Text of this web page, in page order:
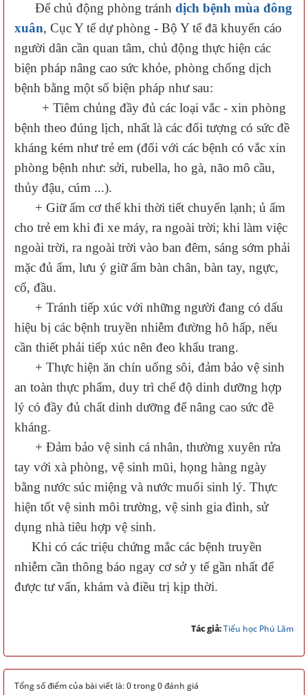
Để chủ động phòng tránh dịch bệnh mùa đông
xuân, Cục Y tế dự phòng - Bộ Y tế đã khuyến cáo
người dân cần quan tâm, chủ động thực hiện các
biện pháp nâng cao sức khỏe, phòng chống dịch
bệnh bằng một số biện pháp như sau:
+ Tiêm chủng đầy đủ các loại vắc - xin phòng
bệnh theo đúng lịch, nhất là các đối tượng có sức đề
kháng kém như trẻ em (đối với các bệnh có vắc xin
phòng bệnh như: sởi, rubella, ho gà, não mô cầu,
thủy đậu, cúm ...).
+ Giữ ấm cơ thể khi thời tiết chuyển lạnh; ủ ấm
cho trẻ em khi đi xe máy, ra ngoài trời; khi làm việc
ngoài trời, ra ngoài trời vào ban đêm, sáng sớm phải
mặc đủ ấm, lưu ý giữ ấm bàn chân, bàn tay, ngực,
cổ, đầu.
+ Tránh tiếp xúc với những người đang có dấu
hiệu bị các bệnh truyền nhiễm đường hô hấp, nếu
cần thiết phải tiếp xúc nên đeo khẩu trang.
+ Thực hiện ăn chín uống sôi, đảm bảo vệ sinh
an toàn thực phẩm, duy trì chế độ dinh dưỡng hợp
lý có đầy đủ chất dinh dưỡng để nâng cao sức đề
kháng.
+ Đảm bảo vệ sinh cá nhân, thường xuyên rửa
tay với xà phòng, vệ sinh mũi, họng hàng ngày
bằng nước súc miệng và nước muối sinh lý. Thực
hiện tốt vệ sinh môi trường, vệ sinh gia đình, sử
dụng nhà tiêu hợp vệ sinh.
Khi có các triệu chứng mắc các bệnh truyền
nhiễm cần thông báo ngay cơ sở y tế gần nhất để
được tư vấn, khám và điều trị kịp thời.
Tác giả:Tiểu học Phú Lãm
Tổng số điểm của bài viết là: 0 trong 0 đánh giá